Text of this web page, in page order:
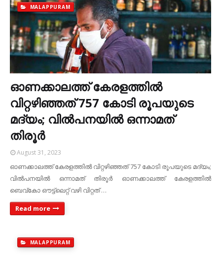
MALAPPURAM
ഓണക്കാലത്ത് കേരളത്തിൽ
വിറ്റഴിഞ്ഞത് 757 കോടി രൂപയുടെ
മദ്യം; വിൽപനയിൽ ഒന്നാമത്
തിരൂർ
August 31, 2023
ഓണക്കാലത്ത് കേരളത്തിൽ വിറ്റഴിഞ്ഞത് 757 കോടി രൂപയുടെ മദ്യം;
വിൽപനയിൽ ഒന്നാമത് തിരൂർ ഓണക്കാലത്ത് കേരളത്തിൽ
ബെവ്‌കോ ഔട്ട്ലെറ്റ് വഴി വിറ്റത് …
Read more
MALAPPURAM